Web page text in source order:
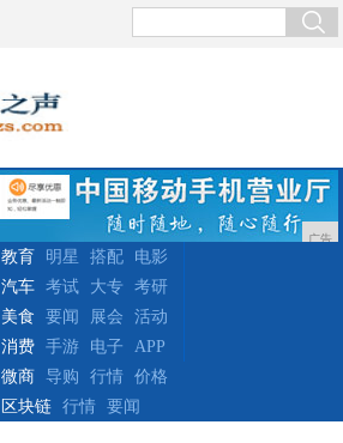
广告
教育 明星 搭配
电影
汽车
考试 大专
考研
美食 要闻 展会
活动
消费
手游 电子
APP
微商 导购 行情
价格
区块链
行情 要闻